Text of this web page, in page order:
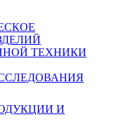
ТЕХНИКИ
И